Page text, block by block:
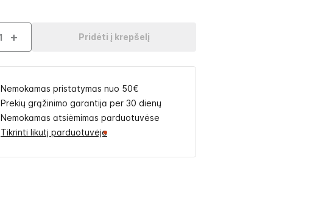
+ Pridėti į krepšelį
Nemokamas pristatymas nuo 50€
Prekių grąžinimo garantija per 30 dienų
Nemokamas atsiėmimas parduotuvėse
Tikrinti likutį parduotuvėje